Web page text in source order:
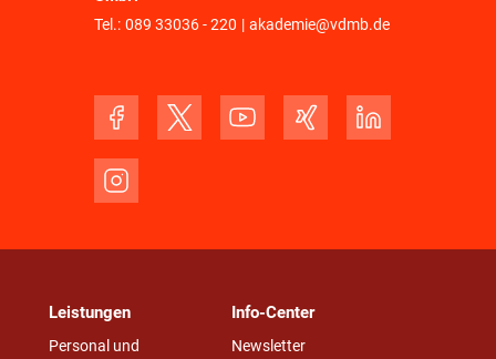
Tel.: 089 33036 - 220 | akademie@vdmb.de
Leistungen
Personal und
Info-Center
Newsletter